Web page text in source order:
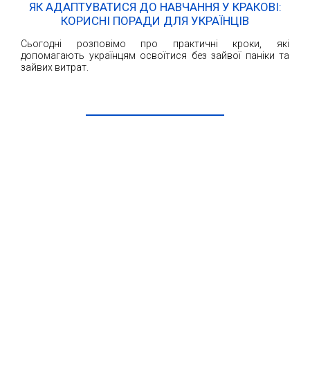
ЯК АДАПТУВАТИСЯ ДО НАВЧАННЯ У КРАКОВІ:
КОРИСНІ ПОРАДИ ДЛЯ УКРАЇНЦІВ
Сьогодні розповімо про практичні кроки, які
допомагають українцям освоїтися без зайвої паніки та
зайвих витрат.